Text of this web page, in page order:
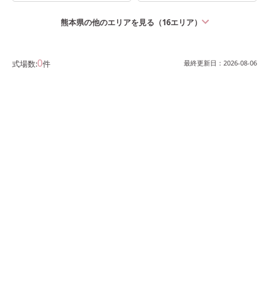
熊本県の他のエリアを見る（16エリア）
式場数:0件 最終更新日： 2026-08-06